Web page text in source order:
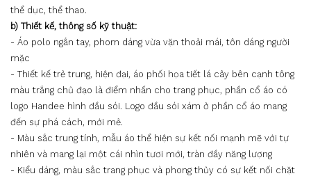
thể dục, thể thao.
b) Thiết kế, thông số kỹ thuật:
- Áo polo ngắn tay, phom dáng vừa vặn thoải mái, tôn dáng người
mặc
- Thiết kế trẻ trung, hiện đại, áo phối họa tiết lá cây bên cạnh tông
màu trắng chủ đạo là điểm nhấn cho trang phục, phần cổ áo có
logo Handee hình đầu sói. Logo đầu sói xám ở phần cổ áo mang
đến sự phá cách, mới mẻ.
- Màu sắc trung tính, mẫu áo thể hiện sự kết nối mạnh mẽ với tự
nhiên và mang lại một cái nhìn tươi mới, tràn đầy năng lượng
- Kiểu dáng, màu sắc trang phục và phong thủy có sự kết nối chặt